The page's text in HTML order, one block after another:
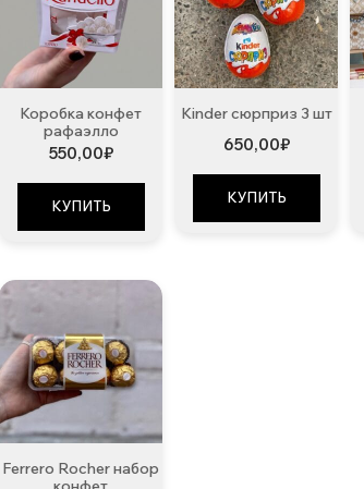
Коробка конфет
рафаэлло
550,00₽
КУПИТЬ
Kinder сюрприз 3 шт
650,00₽
КУПИТЬ
Ferrero Rocher набор